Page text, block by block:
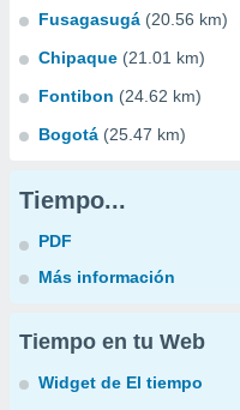
Fusagasugá (20.56 km)
Chipaque (21.01 km)
Fontibon (24.62 km)
Bogotá (25.47 km)
Tiempo...
PDF
Más información
Tiempo en tu Web
Widget de El tiempo